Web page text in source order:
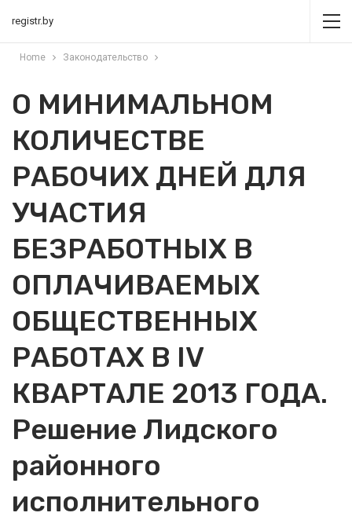
registr.by
Home Законодательство
О МИНИМАЛЬНОМ
КОЛИЧЕСТВЕ
РАБОЧИХ ДНЕЙ ДЛЯ
УЧАСТИЯ
БЕЗРАБОТНЫХ В
ОПЛАЧИВАЕМЫХ
ОБЩЕСТВЕННЫХ
РАБОТАХ В IV
КВАРТАЛЕ 2013 ГОДА.
Решение Лидского
районного
исполнительного